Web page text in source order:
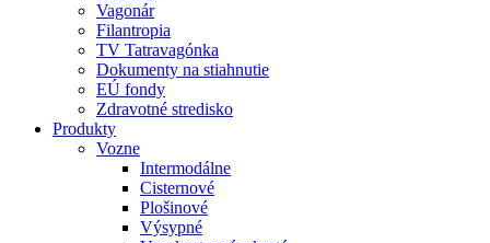
Vagonár
Filantropia
TV Tatravagónka
Dokumenty na stiahnutie
EÚ fondy
Zdravotné stredisko
Produkty
Vozne
Intermodálne
Cisternové
Plošinové
Výsypné